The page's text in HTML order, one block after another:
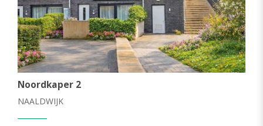
Noordkaper 2
NAALDWIJK